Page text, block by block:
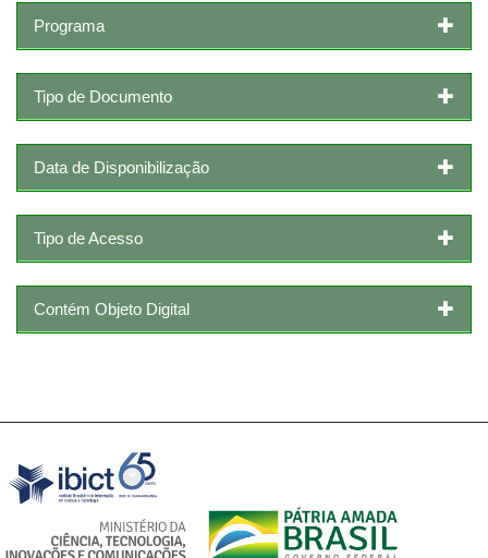
Programa
Tipo de Documento
Data de Disponibilização
Tipo de Acesso
Contém Objeto Digital